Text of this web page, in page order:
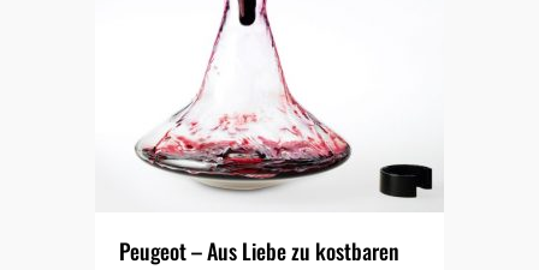
Peugeot – Aus Liebe zu kostbaren